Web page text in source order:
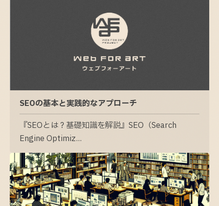
SEOの基本と実践的なアプローチ
『SEOとは？基礎知識を解説』SEO（Search
Engine Optimiz...